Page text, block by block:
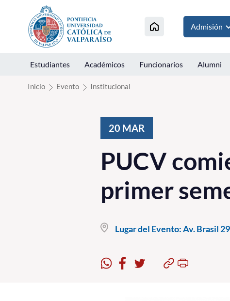
Click acá para ir directamente al contenido
Admisión
Estudiantes Académicos Funcionarios Alumni
Inicio Evento Institucional
20 MAR
PUCV
primer
Lugar del Evento:Av. Brasil